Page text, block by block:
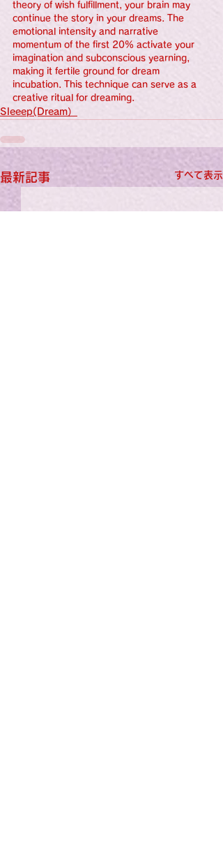
theory of wish fulfillment, your brain may
continue the story in your dreams. The
emotional intensity and narrative
momentum of the first 20% activate your
imagination and subconscious yearning,
making it fertile ground for dream
incubation. This technique can serve as a
creative ritual for dreaming.
Sleeep(Dream）
最新記事 すべて表示